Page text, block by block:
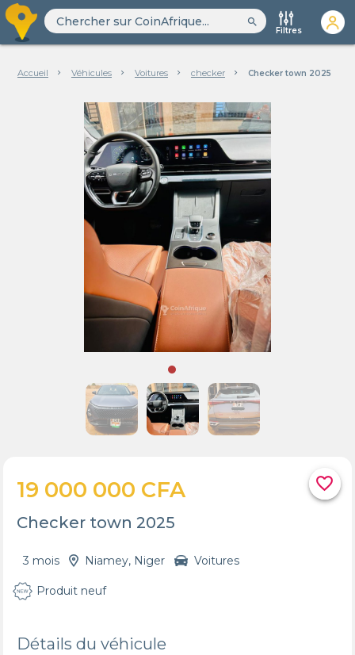
search
Filtres
Accueil Véhicules Voitures checker Checker town 2025
favorite_border
19 000 000 CFA
Checker town 2025
3 mois Niamey, Niger Voitures
Produit neuf
Détails du véhicule